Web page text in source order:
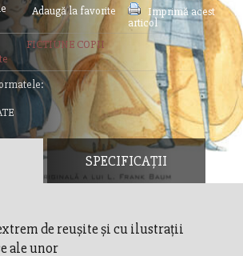
Adaugă la favorite
Imprimă acest
articol
FICTIUNE COPII
SPECIFICAȚII
de reuşite şi cu ilustraţii
ale unor